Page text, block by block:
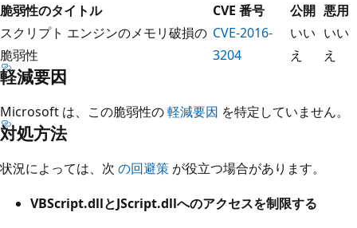
脆弱性のタイトル
CVE 番号 公開 悪用
スクリプト エンジンのメモリ破損の
脆弱性
CVE-2016-
3204
いい
え
いい
え
軽減要因
Microsoft は、この脆弱性の軽減要因 を特定していません。
対処方法
状況によっては、次 の回避策 が役立つ場合があります。
VBScript.dllとJScript.dllへのアクセスを制限する